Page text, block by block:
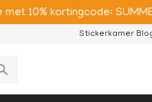
10% kortingcode:
Stickerkamer